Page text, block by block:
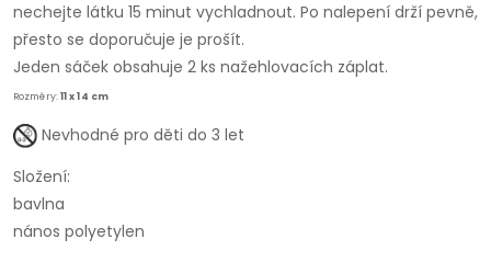
nechejte látku 15 minut vychladnout. Po nalepení drží pevně,
přesto se doporučuje je prošít.
Jeden sáček obsahuje 2 ks nažehlovacích záplat.
Rozměry:11 x 14 cm
Nevhodné pro děti do 3 let
Složení:
bavlna
nános polyetylen